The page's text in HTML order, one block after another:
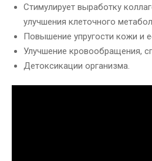
Стимулирует выработку
улучшения клеточного
Повышение упругости кожи и
Улучшение кровообращения,
Детоксикации организма.